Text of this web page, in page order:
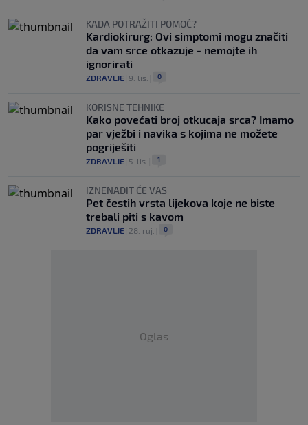
KADA POTRAŽITI POMOĆ?
Kardiokirurg: Ovi simptomi mogu značiti
da vam srce otkazuje - nemojte ih
ignorirati
ZDRAVLJE 9. lis. 0
KORISNE TEHNIKE
Kako povećati broj otkucaja srca? Imamo
par vježbi i navika s kojima ne možete
pogriješiti
ZDRAVLJE 5. lis. 1
IZNENADIT ĆE VAS
Pet čestih vrsta lijekova koje ne biste
trebali piti s kavom
ZDRAVLJE 28. ruj. 0
Oglas